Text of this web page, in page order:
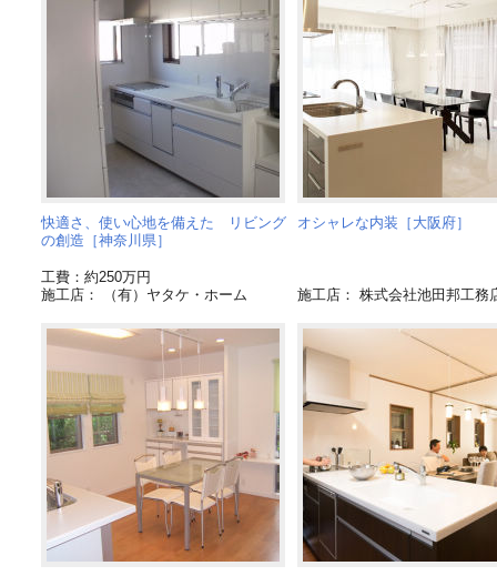
快適さ、使い心地を備えた リビング
の創造［神奈川県］
工費：約250万円
施工店： （有）ヤタケ・ホーム
オシャレな内装［大阪府］
施工店： 株式会社池田邦工務